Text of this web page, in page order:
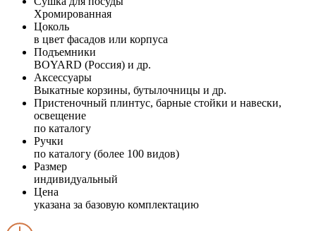
Хромированная
Цоколь
в цвет фасадов или корпуса
Подъемники
BOYARD (Россия) и др.
Аксессуары
Выкатные корзины, бутылочницы и др.
Пристеночный плинтус, барные стойки и навески,
освещение
по каталогу
Ручки
по каталогу (более 100 видов)
Размер
индивидуальный
Цена
указана за базовую комплектацию